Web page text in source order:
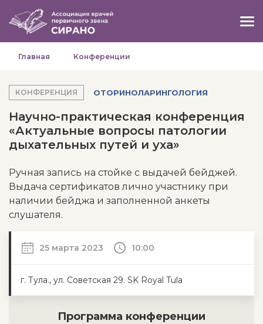
Главная Конференции
КОНФЕРЕНЦИЯ ОТОРИНОЛАРИНГОЛОГИЯ
Научно-практическая конференция
«Актуальные вопросы патологии
дыхательных путей и уха»
Ручная запись на стойке с выдачей бейджей.
Выдача сертификатов лично участнику при
наличии бейджа и заполненной анкеты
слушателя.
25 марта 2023 10:00
г. Тула., ул. Советская 29. SK Royal Tula
Программа конференции